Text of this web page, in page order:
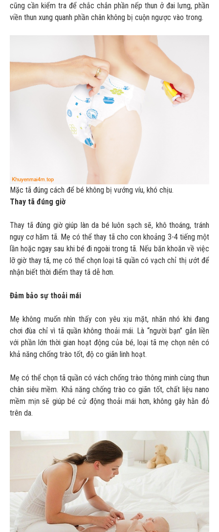
cũng cần kiểm tra để chắc chắn phần nếp thun ở đai lưng, phần
viền thun xung quanh phần chân không bị cuộn ngược vào trong.
Mặc tã đúng cách để bé không bị vướng víu, khó chịu.
Thay tã đúng giờ
Thay tã đúng giờ giúp làn da bé luôn sạch sẽ, khô thoáng, tránh
nguy cơ hăm tã. Mẹ có thể thay tã cho con khoảng 3-4 tiếng một
lần hoặc ngay sau khi bé đi ngoài trong tã. Nếu băn khoăn về việc
lỡ giờ thay tã, mẹ có thể chọn loại tã quần có vạch chỉ thị ướt để
nhận biết thời điểm thay tã dễ hơn.
Đảm bảo sự thoải mái
Mẹ không muốn nhìn thấy con yêu xịu mặt, nhăn nhó khi đang
chơi đùa chỉ vì tã quần không thoải mái. Là “người bạn” gắn liền
với phần lớn thời gian hoạt động của bé, loại tã mẹ chọn nên có
khả năng chống trào tốt, độ co giãn linh hoạt.
Mẹ có thể chọn tã quần có vách chống trào thông minh cùng thun
chân siêu mềm. Khả năng chống trào co giãn tốt, chất liệu nano
mềm mịn sẽ giúp bé cử động thoải mái hơn, không gây hằn đỏ
trên da.